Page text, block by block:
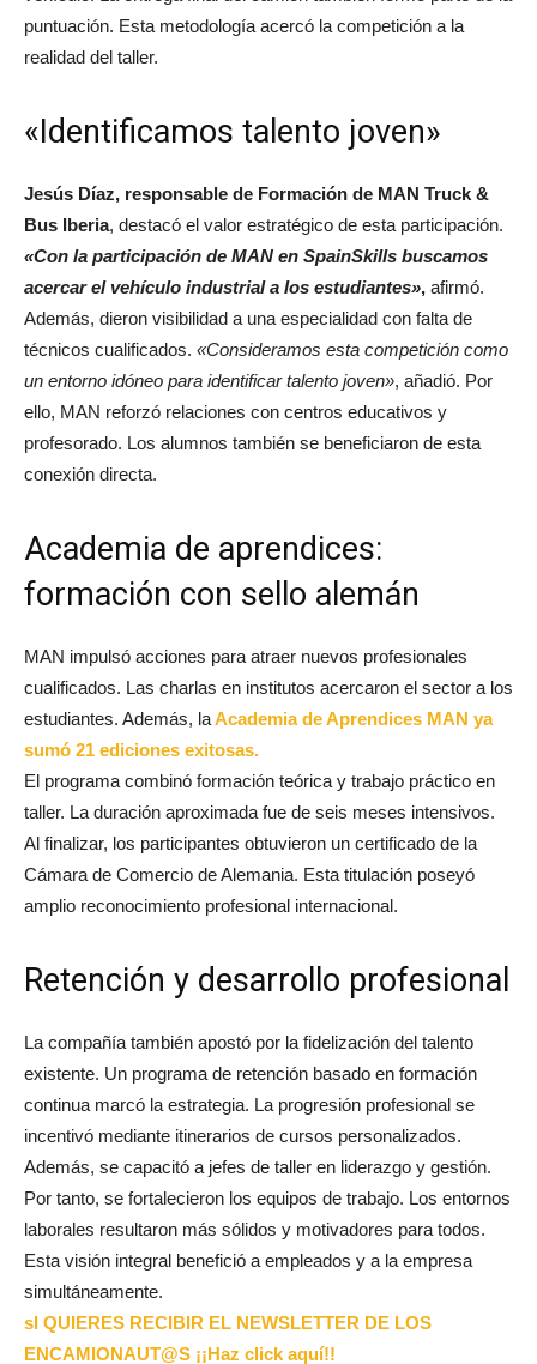
puntuación. Esta metodología acercó la competición a la
realidad del taller.
«Identificamos talento joven»
Jesús Díaz, responsable de Formación de MAN Truck &
Bus Iberia, destacó el valor estratégico de esta participación.
«Con la participación de MAN en SpainSkills buscamos
acercar el vehículo industrial a los estudiantes», afirmó.
Además, dieron visibilidad a una especialidad con falta de
técnicos cualificados. «Consideramos esta competición como
un entorno idóneo para identificar talento joven», añadió. Por
ello, MAN reforzó relaciones con centros educativos y
profesorado. Los alumnos también se beneficiaron de esta
conexión directa.
Academia de aprendices:
formación con sello alemán
MAN impulsó acciones para atraer nuevos profesionales
cualificados. Las charlas en institutos acercaron el sector a los
estudiantes. Además, laAcademia de Aprendices MAN ya
sumó 21 ediciones exitosas.
El programa combinó formación teórica y trabajo práctico en
taller. La duración aproximada fue de seis meses intensivos.
Al finalizar, los participantes obtuvieron un certificado de la
Cámara de Comercio de Alemania. Esta titulación poseyó
amplio reconocimiento profesional internacional.
Retención y desarrollo profesional
La compañía también apostó por la fidelización del talento
existente. Un programa de retención basado en formación
continua marcó la estrategia. La progresión profesional se
incentivó mediante itinerarios de cursos personalizados.
Además, se capacitó a jefes de taller en liderazgo y gestión.
Por tanto, se fortalecieron los equipos de trabajo. Los entornos
laborales resultaron más sólidos y motivadores para todos.
Esta visión integral benefició a empleados y a la empresa
simultáneamente.
sI QUIERES RECIBIR EL NEWSLETTER DE LOS
ENCAMIONAUT@S ¡¡Haz click aquí!!